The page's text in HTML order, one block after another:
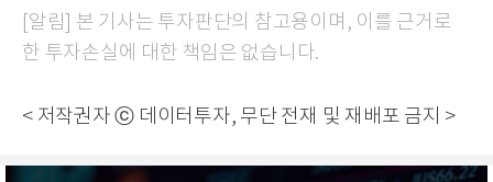
[알림] 본 기사는 투자판단의 참고용이며, 이를 근거로
한 투자손실에 대한 책임은 없습니다.
< 저작권자 ⓒ 데이터투자, 무단 전재 및 재배포 금지 >